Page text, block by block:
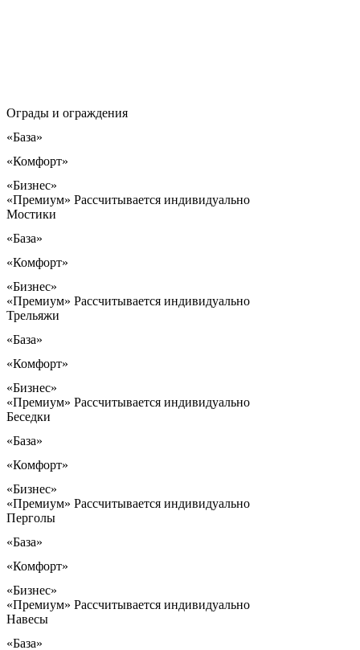
Ограды и ограждения
«База»
«Комфорт»
«Бизнес»
«Премиум» Рассчитывается индивидуально
Мостики
«База»
«Комфорт»
«Бизнес»
«Премиум» Рассчитывается индивидуально
Трельяжи
«База»
«Комфорт»
«Бизнес»
«Премиум» Рассчитывается индивидуально
Беседки
«База»
«Комфорт»
«Бизнес»
«Премиум» Рассчитывается индивидуально
Перголы
«База»
«Комфорт»
«Бизнес»
«Премиум» Рассчитывается индивидуально
Навесы
«База»